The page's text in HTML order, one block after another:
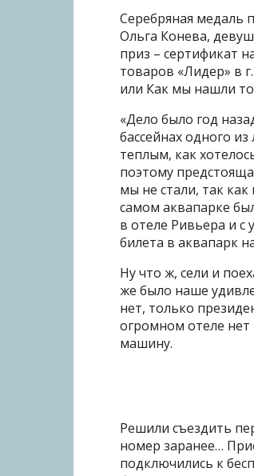
Серебряная медаль
Ольга Конева,
приз – сертификат
товаров «Лидер» в
или Как мы нашли то,
«Дело было год
бассейнах одного
теплым, как
поэтому
мы не стали, так как
самом аквапарке
в отеле Ривьера и с
билета в аквапарк
Ну что ж, сели и
же было наше
нет, только
огромном отеле нет
машину.
Решили съездить
номер заранее…
подключились к